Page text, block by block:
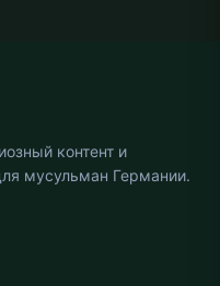
контент и
мусульман Германии.